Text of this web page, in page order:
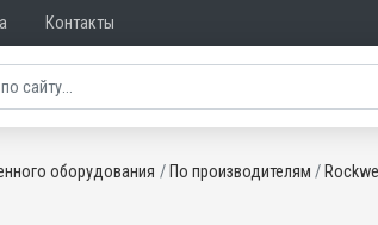
Контакты
оборудования По производителям Rockwell